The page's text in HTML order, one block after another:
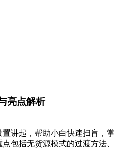
亮点解析
讲起，帮助小白快速扫盲，掌
包括无货源模式的过渡方法、